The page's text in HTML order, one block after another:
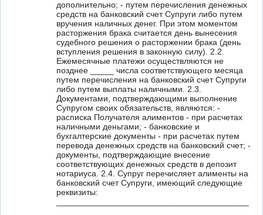
дополнительно; - путем перечисления денежных
средств на банковский счет Супруги либо путем
вручения наличных денег. При этом моментом
расторжения брака считается день вынесения
судебного решения о расторжении брака (день
вступления решения в законную силу). 2.2.
Ежемесячные платежи осуществляются не
позднее _____ числа соответствующего месяца
путем перечисления на банковский счет Супруги
либо путем выплаты наличными. 2.3.
Документами, подтверждающими выполнение
Супругом своих обязательств, являются: -
расписка Получателя алиментов - при расчетах
наличными деньгами; - банковские и
бухгалтерские документы - при расчетах путем
перевода денежных средств на банковский счет; -
документы, подтверждающие внесение
соответствующих денежных средств в депозит
нотариуса. 2.4. Супруг перечисляет алименты на
банковский счет Супруги, имеющий следующие
реквизиты: